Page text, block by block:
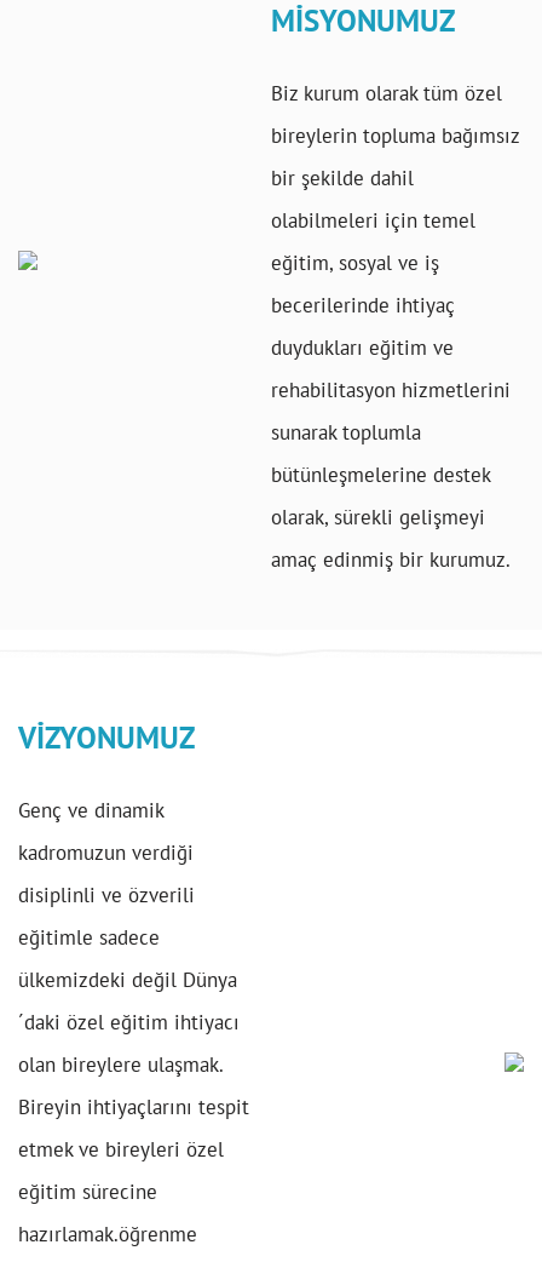
MİSYONUMUZ
Biz kurum olarak tüm özel
bireylerin topluma bağımsız
bir şekilde dahil
olabilmeleri için temel
eğitim, sosyal ve iş
becerilerinde ihtiyaç
duydukları eğitim ve
rehabilitasyon hizmetlerini
sunarak toplumla
bütünleşmelerine destek
olarak, sürekli gelişmeyi
amaç edinmiş bir kurumuz.
VİZYONUMUZ
Genç ve dinamik
kadromuzun verdiği
disiplinli ve özverili
eğitimle sadece
ülkemizdeki değil Dünya
´daki özel eğitim ihtiyacı
olan bireylere ulaşmak.
Bireyin ihtiyaçlarını tespit
etmek ve bireyleri özel
eğitim sürecine
hazırlamak.öğrenme